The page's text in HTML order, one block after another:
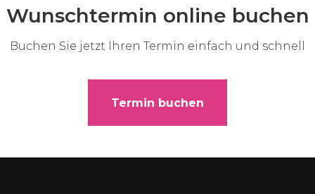
Wunschtermin online buchen
Buchen Sie jetzt Ihren Termin einfach und schnell
Termin buchen